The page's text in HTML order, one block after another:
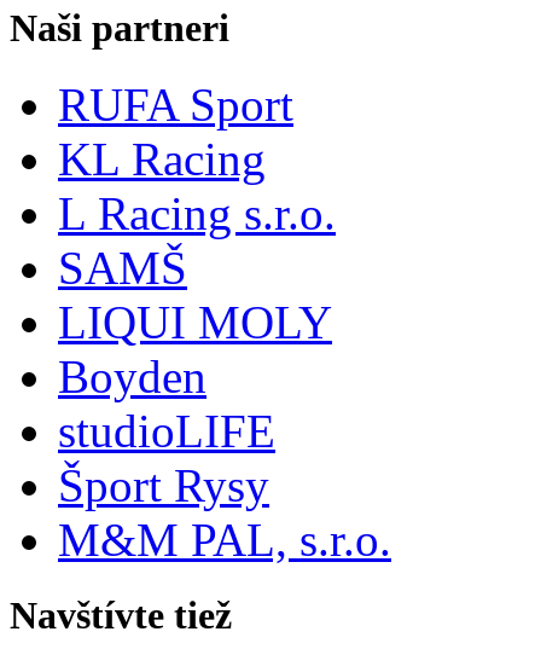
Naši partneri
RUFA Sport
KL Racing
L Racing s.r.o.
SAMŠ
LIQUI MOLY
Boyden
studioLIFE
Šport Rysy
M&M PAL, s.r.o.
Navštívte tiež